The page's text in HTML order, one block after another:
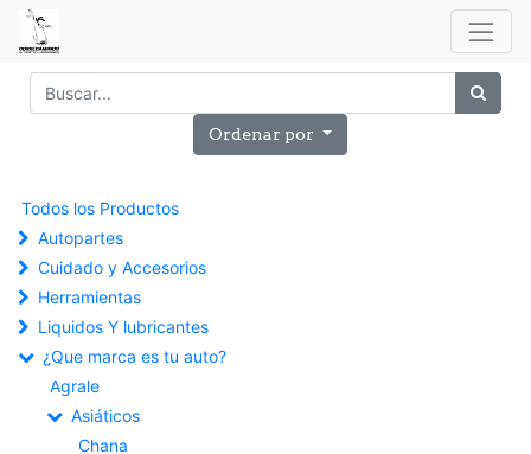
Ordenar por
Todos los Productos
Autopartes
Cuidado y Accesorios
Herramientas
Liquidos Y lubricantes
¿Que marca es tu auto?
Agrale
Asiáticos
Chana